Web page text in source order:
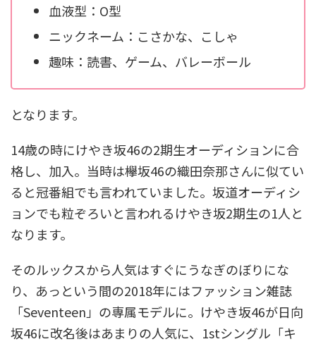
血液型：O型
ニックネーム：こさかな、こしゃ
趣味：読書、ゲーム、バレーボール
となります。
14歳の時にけやき坂46の2期生オーディションに合
格し、加入。当時は欅坂46の織田奈那さんに似てい
ると冠番組でも言われていました。坂道オーディシ
ョンでも粒ぞろいと言われるけやき坂2期生の1人と
なります。
そのルックスから人気はすぐにうなぎのぼりにな
り、あっという間の2018年にはファッション雑誌
「Seventeen」の専属モデルに。けやき坂46が日向
坂46に改名後はあまりの人気に、1stシングル「キ